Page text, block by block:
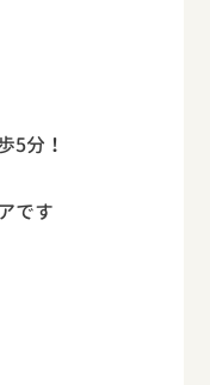
5分！
です